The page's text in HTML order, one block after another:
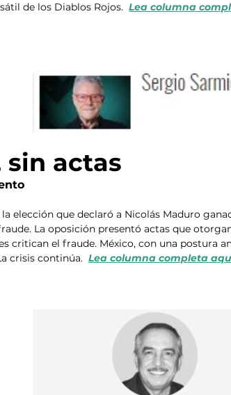
de los Diablos Rojos. Lea columna
sin actas
elección que declaró a Nicolás Maduro
La oposición presentó actas que
critican el fraude. México, con una postura
crisis continúa. Lea columna completa